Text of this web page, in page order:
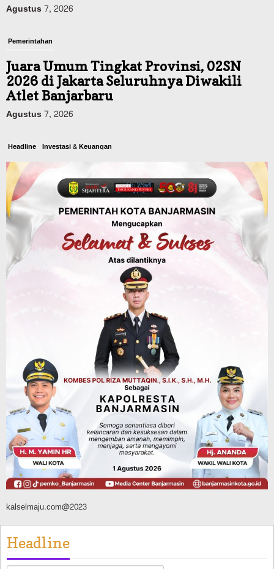
Agustus 7, 2026
Pemerintahan
Juara Umum Tingkat Provinsi, 02SN
2026 di Jakarta Seluruhnya Diwakili
Atlet Banjarbaru
Agustus 7, 2026
Headline Investasi & Keuangan
KUA-PPAS 2027 Banjarbaru Defisit 170
Miliar, Pendapatan 1,2 Triliun Belanja
1,37 Triliun, Tutup Kekurangan dari
SiLPA
Agustus 7, 2026
Kalsel
Operasi Sikat Intan 2026 Berakhir, Polda
Kalsel Amankan Ribuan Miras Hingga
Pemerintahan Sosial & Keagamaan
Banjarmasin Pilot Project Perlinsos
Digital, Target 30 Persen IKD Masih
Jauh, Komisi II DPR Turun Tangan
Agustus 7, 2026
kalselmaju.com@2023
Headline